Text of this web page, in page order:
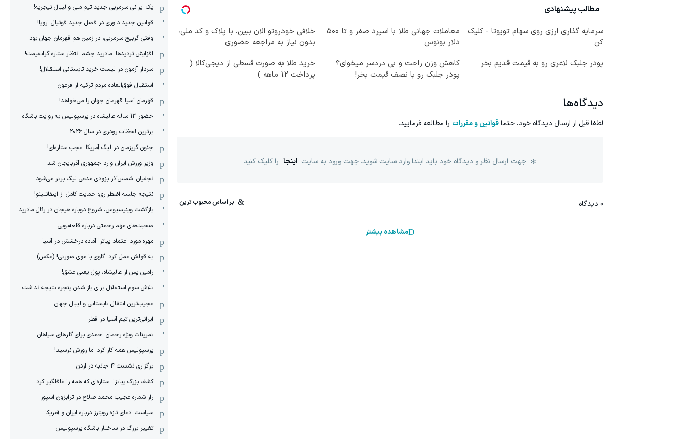
مطالب پیشنهادی
سرمایه گذاری ارزی روی سهام تویوتا - کلیک
کن
معاملات جهانی طلا با اسپرد صفر و تا ۵۰۰
دلار بونوس
خلافی خودروتو الان ببین، با پلاک و کد ملی،
بدون نیاز به مراجعه حضوری
پودر جلبک لاغری رو به قیمت قدیم بخر
کاهش وزن راحت و بی دردسر میخوای؟
پودر جلبک رو با نصف قیمت بخر!
خرید طلا به صورت قسطی از دیجی‌کالا (
پرداخت 12 ماهه )
دیدگاه‌ها
لطفا قبل از ارسال دیدگاه خود، حتماقوانین و مقررات را مطالعه فرمایید.
جهت ارسال نظر و دیدگاه خود باید ابتدا وارد سایت شوید. جهت ورود به سایت اینجا را کلیک کنید
0 دیدگاه
مشاهده بیشتر
یک ایرانی سرمربی جدید تیم ملی والیبال نیجریه!
قوانین جدید داوری در فصل جدید فوتبال اروپا!
وقتی گربیج سرمربی، در زمین هم قهرمان جهان بود
افزایش تردیدها: مادرید چشم انتظار ستاره گرانقیمت!
سردار آزمون در لیست خرید تابستانی استقلال!
استقبال فوق‌‌العاده مردم ترکیه از فرعون
قهرمان آسیا قهرمان جهان را می‌خواهد!
حضور 13 ساله عالیشاه در پرسپولیس به روایت باشگاه
برترین لحظات رودری در سال 2026
جنون گریزمان در لیگ آمریکا: عجب ستاره‌ای!
وزیر ورزش ایران وارد جمهوری آذربایجان شد
نجفیان: شمس‌آذر بزودی مدعی لیگ برتر می‌شود
نتیجه جلسه اضطراری: حمایت کامل از اینفانتینو!
بازگشت وینیسیوس، شروع دوباره هیجان در رئال مادرید
صحبت‌های مهم رحمتی درباره قلعه‌نویی
مهره مورد اعتماد پیاتزا آماده درخشش در آسیا
به قولش عمل کرد: گاوی با موی صورتی! (عکس)
رامین پس از عالیشاه، پول یعنی عشق!
تلاش سوم استقلال برای باز شدن پنجره نتیجه نداشت
عجیب‌ترین انتقال تابستانی والیبال جهان
ایرانی‌ترین تیم آسیا در قطر
تمرینات ویژه رحمان احمدی برای گلرهای سپاهان
پرسپولیس همه کار کرد اما زورش نرسید!
برگزاری نشست ۴ جانبه در اردن
کشف بزرگ پیاتزا: ستاره‌ای که همه را غافلگیر کرد
راز شماره عجیب محمد صلاح در ترابزون اسپور
سیاست ادعای تازه رویترز درباره ایران و آمریکا
تغییر بزرگ در ساختار باشگاه پرسپولیس